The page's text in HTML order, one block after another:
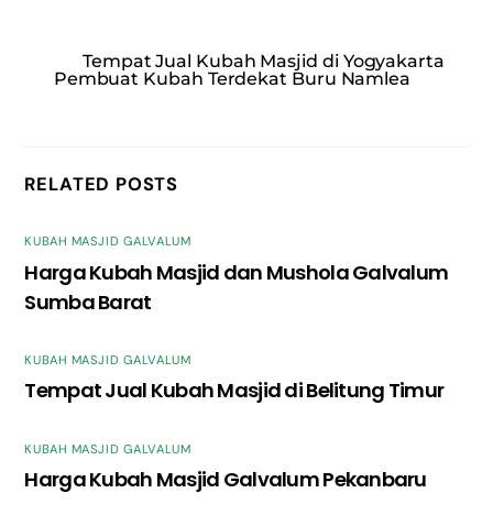
Tempat Jual Kubah Masjid di Yogyakarta
Pembuat Kubah Terdekat Buru Namlea
RELATED POSTS
KUBAH MASJID GALVALUM
Harga Kubah Masjid dan Mushola Galvalum
Sumba Barat
KUBAH MASJID GALVALUM
Tempat Jual Kubah Masjid di Belitung Timur
KUBAH MASJID GALVALUM
Harga Kubah Masjid Galvalum Pekanbaru